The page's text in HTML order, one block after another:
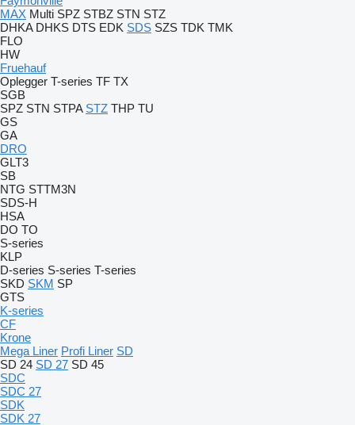
MAX Multi SPZ STBZ STN STZ
DHKA DHKS DTS EDK SDS SZS TDK TMK
FLO
HW
Fruehauf
Oplegger T-series TF TX
SGB
SPZ STN STPA STZ THP TU
GS
GA
DRO
GLT3
SB
NTG STTM3N
SDS-H
HSA
DO TO
S-series
KLP
D-series S-series T-series
SKD SKM SP
GTS
K-series
CF
Krone
Mega Liner Profi Liner SD
SD 24 SD 27 SD 45
SDC
SDC 27
SDK
SDK 27